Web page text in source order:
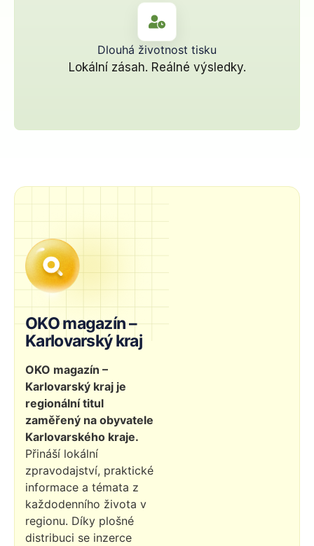
Dlouhá životnost tisku
Lokální zásah. Reálné výsledky.
OKO magazín –
Karlovarský kraj
OKO magazín –
Karlovarský kraj je
regionální titul
zaměřený na obyvatele
Karlovarského kraje.
Přináší lokální
zpravodajství, praktické
informace a témata z
každodenního života v
regionu. Díky plošné
distribuci se inzerce